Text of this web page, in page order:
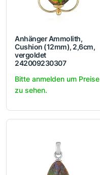
Anhänger Ammolith,
Cushion (12mm), 2,6cm,
vergoldet
242009230307
Bitte anmelden um Preise
zu sehen.